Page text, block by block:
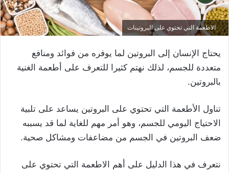
الاطعمة التي تحتوي على البروتينات
يحتاج الإنسان إلى البروتين لما يوفره من فوائد ومنافع
متعددة للجسم، لذلك نهتم كثيرا للتعرف على أطعمة الغنية
بالبروتين.
تناول الأطعمة التي تحتوي على البروتين يساعد على تلبية
الاحتياج اليومي للجسم، وهو أمر مهم للغاية لما قد يسببه
ضعف البروتين في الجسم من مضاعفات ومشاكل صحية.
نتعرف في هذا الدليل على أهم الاطعمة التي تحتوي على